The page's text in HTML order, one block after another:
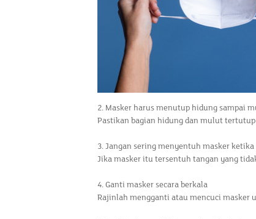
2. Masker harus menutup hidung sampai
Pastikan bagian hidung dan mulut tertutup
3. Jangan sering menyentuh masker
Jika masker itu tersentuh tangan yang
4. Ganti masker secara berkala
Rajinlah mengganti atau mencuci masker